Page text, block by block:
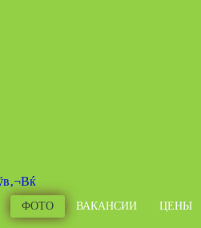
ФОТО ВАКАНСИИ ЦЕНЫ